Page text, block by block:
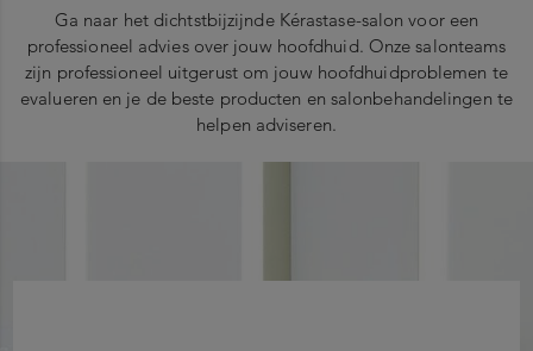
Ga naar het dichtstbijzijnde Kérastase-salon voor een
professioneel advies over jouw hoofdhuid. Onze salonteams
zijn professioneel uitgerust om jouw hoofdhuidproblemen te
evalueren en je de beste producten en salonbehandelingen te
helpen adviseren.